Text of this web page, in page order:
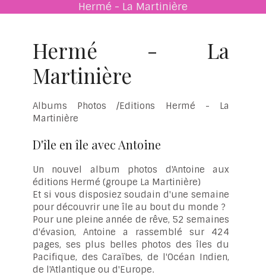
Hermé - La Martinière
Hermé - La
Martinière
Albums Photos /Editions Hermé - La
Martinière
D'île en île avec Antoine
Un nouvel album photos d'Antoine aux
éditions Hermé (groupe La Martinière)
Et si vous disposiez soudain d'une semaine
pour découvrir une île au bout du monde ?
Pour une pleine année de rêve, 52 semaines
d'évasion, Antoine a rassemblé sur 424
pages, ses plus belles photos des îles du
Pacifique, des Caraïbes, de l'Océan Indien,
de l'Atlantique ou d'Europe.